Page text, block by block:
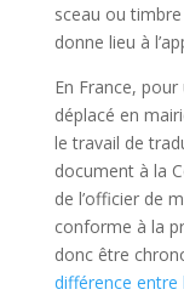
sceau ou
donne lieu à
En France, pour
déplacé en
le travail de
document à la
de l’officier de
conforme à la
donc être
différence entre